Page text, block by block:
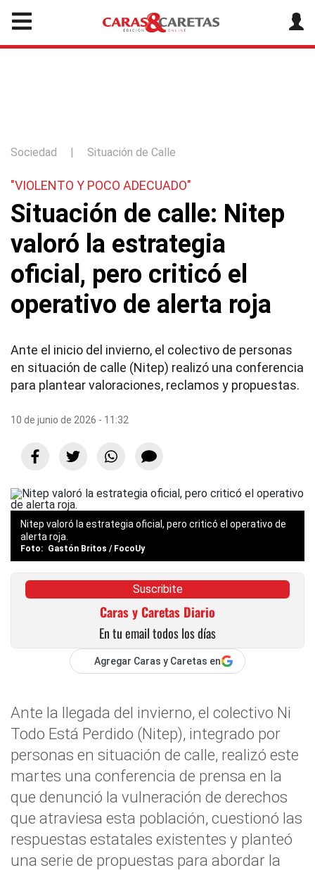
Sociedad | Situación de Calle
"VIOLENTO Y POCO ADECUADO"
Situación de calle: Nitep
valoró la estrategia
oficial, pero criticó el
operativo de alerta roja
Ante el inicio del invierno, el colectivo de personas
en situación de calle (Nitep) realizó una conferencia
para plantear valoraciones, reclamos y propuestas.
10 de junio de 2026 - 11:32
Nitep valoró la estrategia oficial, pero criticó el operativo de
alerta roja.
Gastón Britos / FocoUy
Suscribite
Caras y Caretas Diario
En tu email todos los días
Agregar Caras y Caretas en
Ante la llegada del invierno, el colectivo Ni
Todo Está Perdido (Nitep), integrado por
personas en situación de calle, realizó este
martes una conferencia de prensa en la
que denunció la vulneración de derechos
que atraviesa esta población, cuestionó las
respuestas estatales existentes y planteó
una serie de propuestas para abordar la